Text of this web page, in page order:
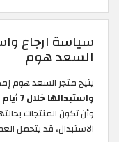
سياسة ارجاع
السعد هوم
يتيح متجر السعد هوم
واستبدالها خلال 7 أيام من تاريخ الشراء
وأن تكون المنتجات
الاستبدال، قد يتحمل